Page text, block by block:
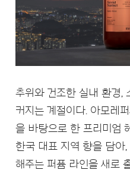
추위와 건조한 실내 환경,
커지는 계절이다. 아모레
을 바탕으로 한 프리미엄
한국 대표 지역 향을 담아
해주는 퍼퓸 라인을 새로